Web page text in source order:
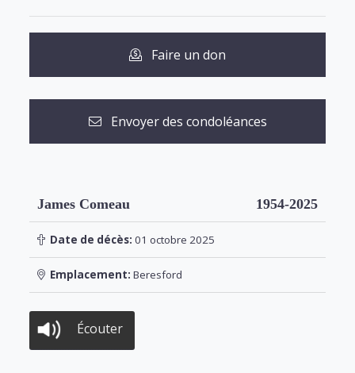
Faire un don
Envoyer des condoléances
James Comeau 1954-2025
Date de décès: 01 octobre 2025
Emplacement: Beresford
Écouter